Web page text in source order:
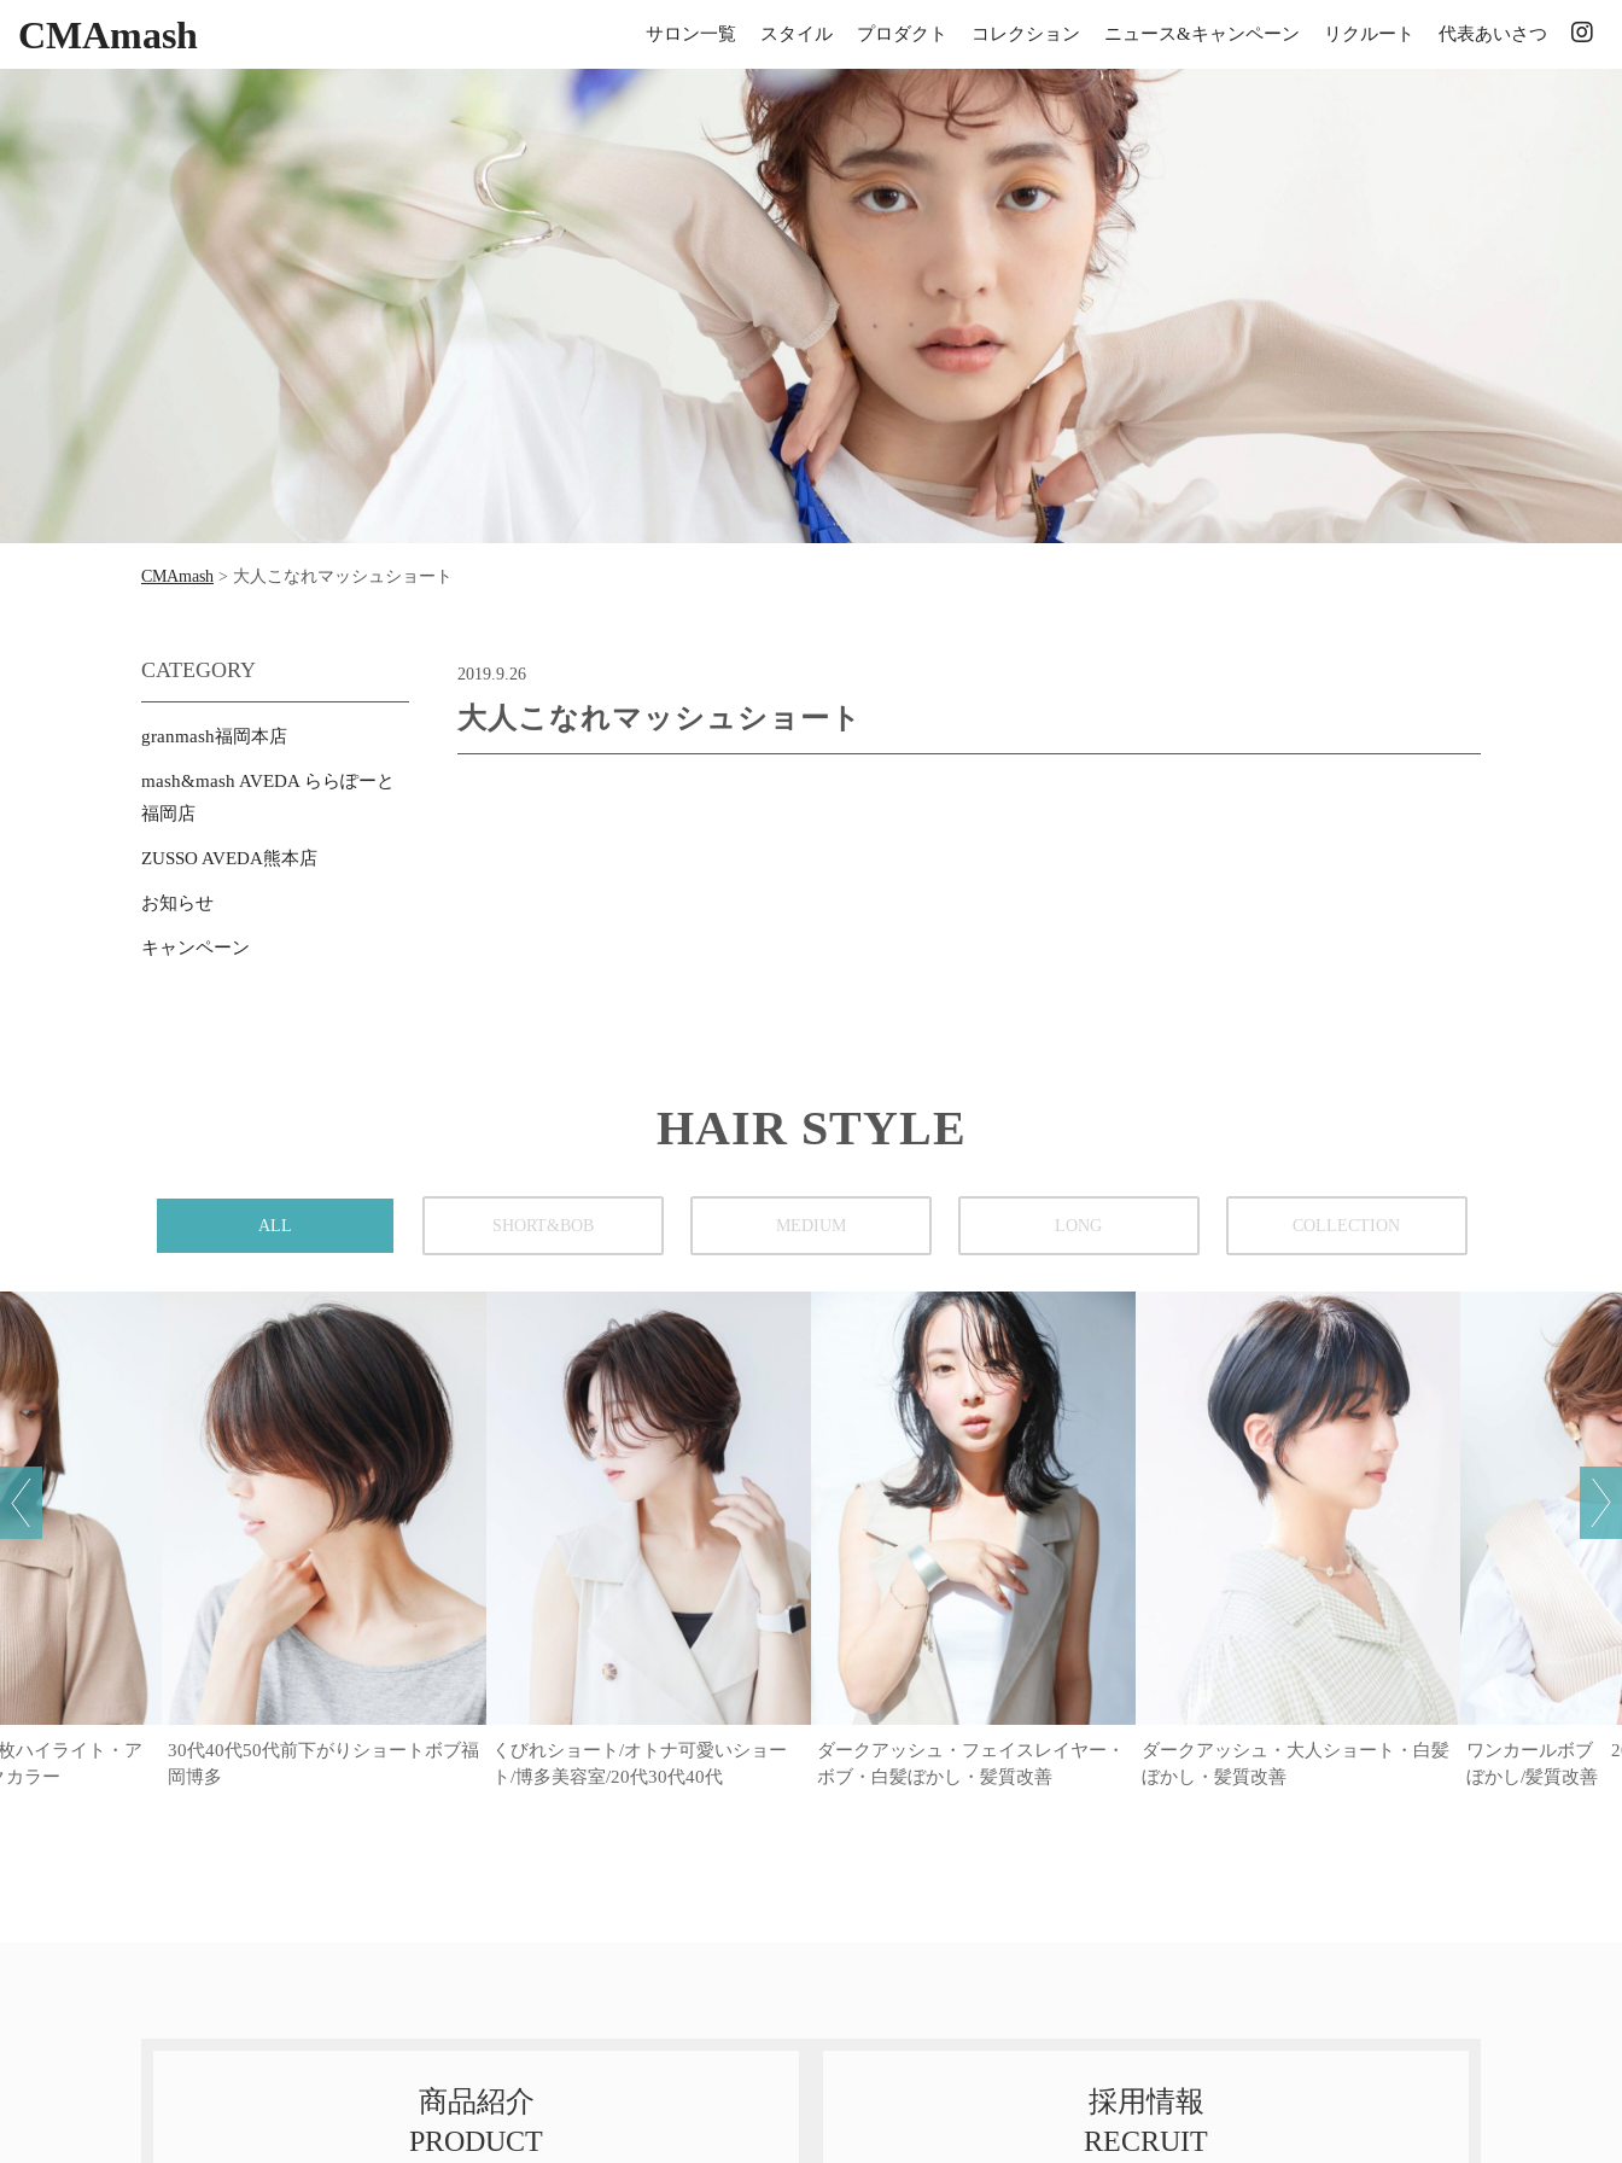
CMAmash サロン一覧 スタイル プロダクト コレクション ニュース&キャンペーン リクルート 代表あいさつ
CMAmash > 大人こなれマッシュショート
CATEGORY
granmash福岡本店
mash&mash AVEDA ららぽーと
福岡店
ZUSSO AVEDA熊本店
お知らせ
キャンペーン
2019.9.26
大人こなれマッシュショート
HAIR STYLE
ALL SHORT&BOB MEDIUM LONG COLLECTION
ハイライト・ア
カラー
30代40代50代前下がりショートボブ福
岡博多
くびれショート/オトナ可愛いショー
ト/博多美容室/20代30代40代
ダークアッシュ・フェイスレイヤー・
ボブ・白髪ぼかし・髪質改善
ダークアッシュ・大人ショート・白髪
ぼかし・髪質改善
ワンカールボブ
ぼかし/髪質改善
商品紹介
PRODUCT
採用情報
RECRUIT